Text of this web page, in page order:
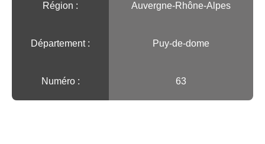
Région :️ Auvergne-Rhône-Alpes
Département : Puy-de-dome
Numéro : 63